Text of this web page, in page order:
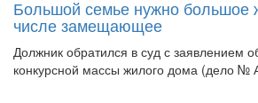
Большой семье нужно большое
числе замещающее
Должник обратился в суд с заявлением
конкурсной массы жилого дома (дело №